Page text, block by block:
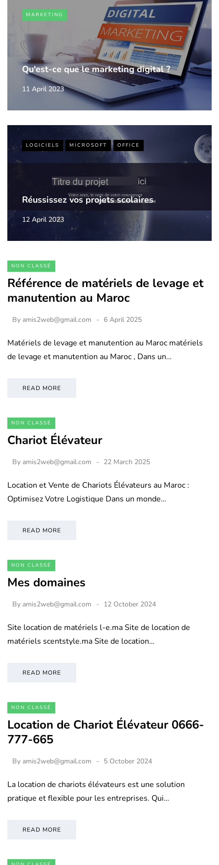
MARKETING
Qu'est-ce que le marketing digital ?
11 April 2023
LOGICIELS MICROSOFT OFFICE
Réussissez vos projets scolaires
12 April 2023
NON CLASSÉ
Référence de matériels de levage et
manutention au Maroc
By amis2web@gmail.com 6 April 2025
Matériels de levage et manutention au Maroc matériels
de levage et manutention au Maroc , Dans un…
READ MORE
NON CLASSÉ
Chariot Élévateur
By amis2web@gmail.com 22 March 2025
Location et Vente de Chariots Élévateurs au Maroc :
Optimisez Votre Logistique Dans un monde…
READ MORE
NON CLASSÉ
Mes domaines
By amis2web@gmail.com 12 October 2024
Site location de matériels l-e.ma Site de location de
matériels scentstyle.ma Site de location…
READ MORE
NON CLASSÉ
Location de Chariot Élévateur 0666-
777-665
By amis2web@gmail.com 5 October 2024
La location de chariots élévateurs est une solution
pratique et flexible pour les entreprises. Qui…
READ MORE